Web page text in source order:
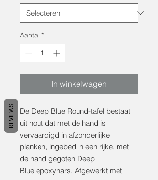
Aantal *
In winkelwagen
De Deep Blue Round-tafel bestaat
uit hout dat met de hand is
vervaardigd in afzonderlijke
planken, ingebed in een rijke, met
de hand gegoten Deep
Blue epoxyhars. Afgewerkt met
REVIEWS